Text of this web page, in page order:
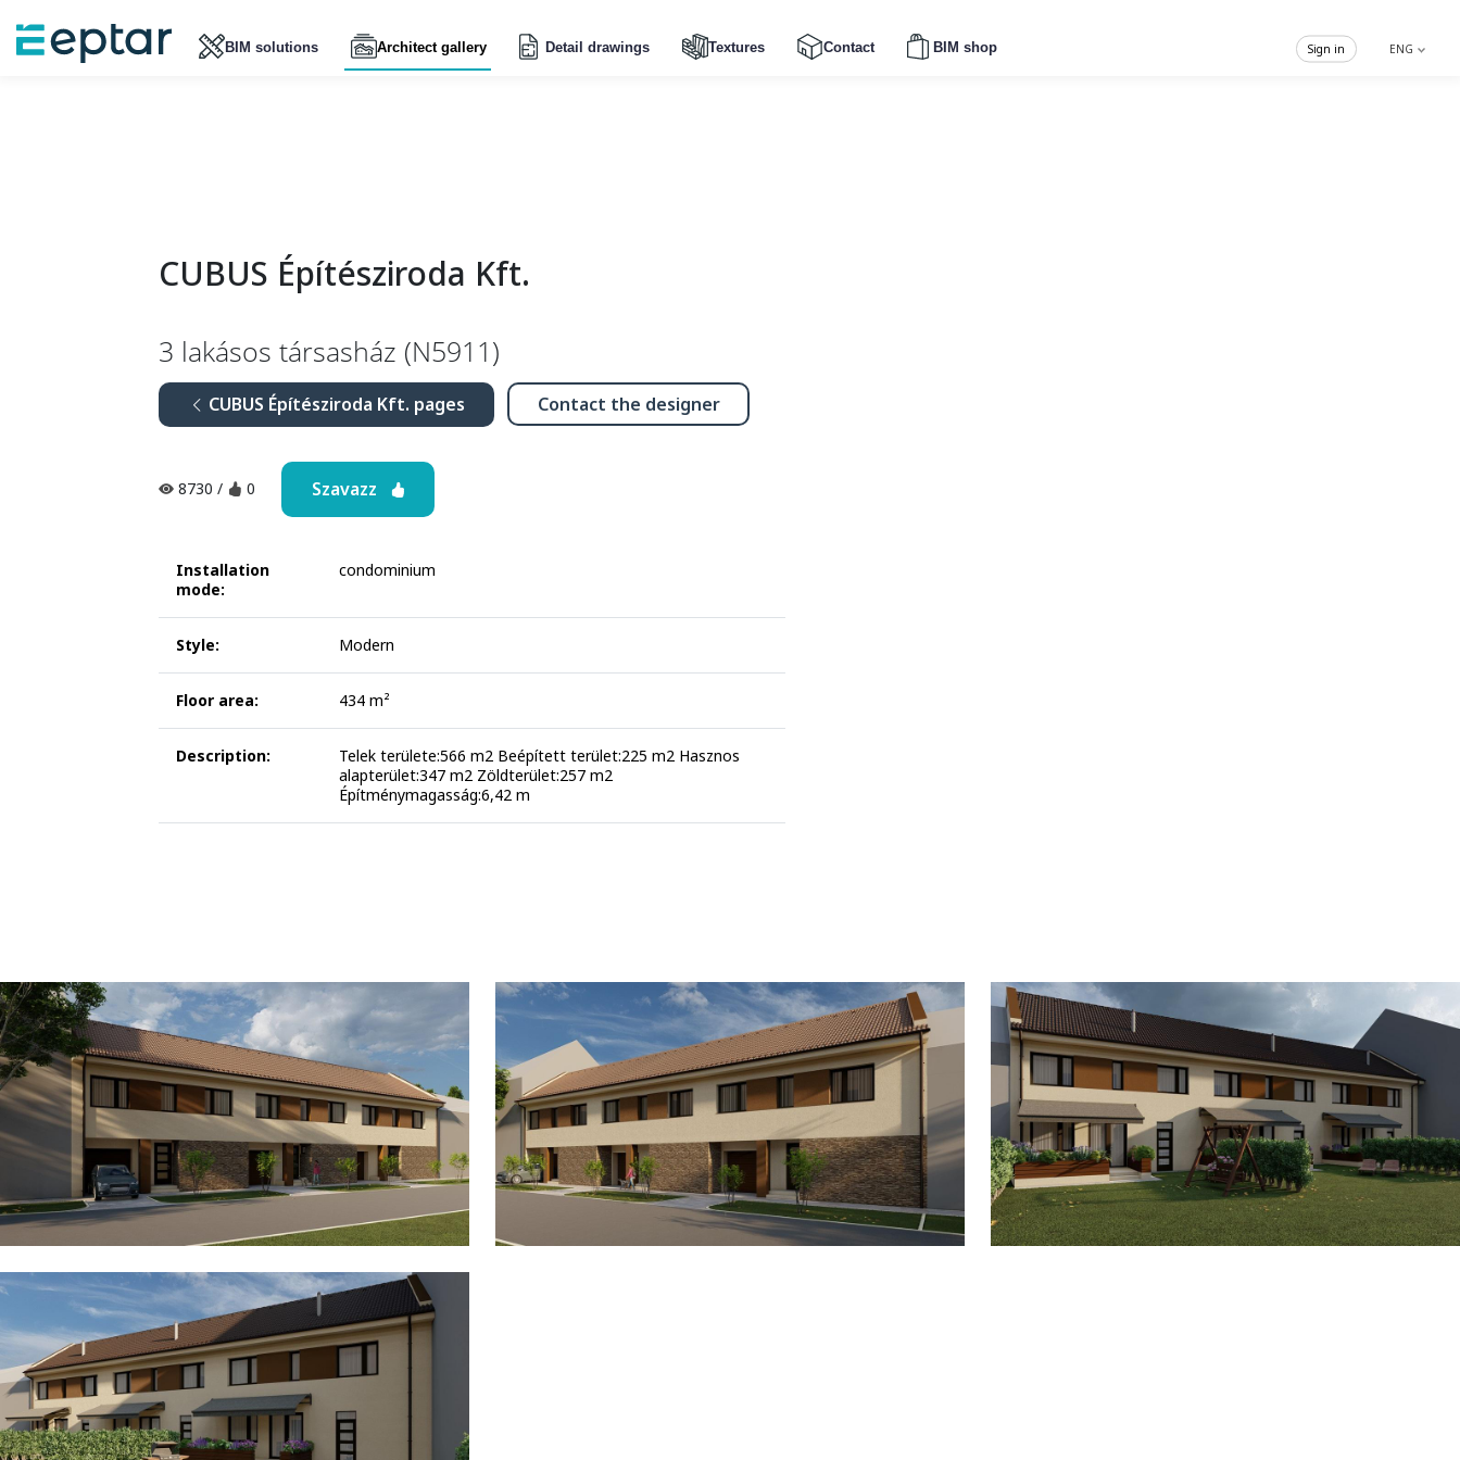
BIM solutions Architect gallery Detail drawings Textures Contact BIM shop ENG
Sign in
CUBUS Építésziroda Kft.
3 lakásos társasház (N5911)
CUBUS Építésziroda Kft. pages Contact the designer
8730 / 0 Szavazz
Installation
mode:
condominium
Style: Modern
Floor area: 434 m²
Description:
Telek területe:566 m2 Beépített terület:225 m2 Hasznos
alapterület:347 m2 Zöldterület:257 m2
Építménymagasság:6,42 m